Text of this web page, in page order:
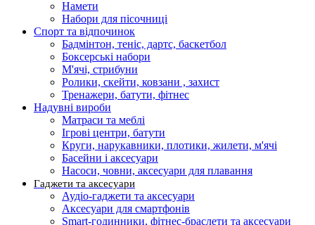
Намети
Набори для пісочниці
Спорт та відпочинок
Бадмінтон, теніс, дартс, баскетбол
Боксерські набори
М'ячі, стрибуни
Ролики, скейти, ковзани , захист
Тренажери, батути, фітнес
Надувні вироби
Матраси та меблі
Ігрові центри, батути
Круги, нарукавники, плотики, жилети, м'ячі
Басейни і аксесуари
Насоси, човни, аксесуари для плавання
Гаджети та аксесуари
Аудіо-гаджети та аксесуари
Аксесуари для смартфонів
Smart-годинники, фітнес-браслети та аксесуари